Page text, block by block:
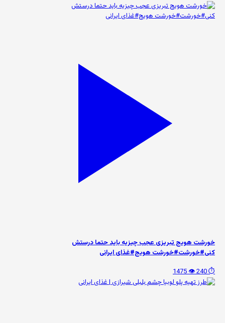
خورشت هویج تبریزی عجب چیزیه باید حتما درستش
کنی#خورشت#خورشت هویج#غذای ایرانی
⏱️ 240
👁️ 1475